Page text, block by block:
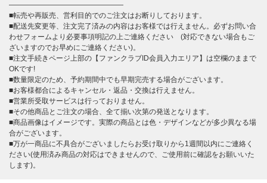
――――――――――――――――
■転売や再販売、営利目的でのご注文はお断りしております。
■配送先変更等、注文完了済みの内容はお客様では行えません。必ずお問い合
わせフォームより必要事項明記の上ご連絡ください (対応できない場合もご
ざいますのでお早めにご連絡ください)。
■注文手続きページ上部の【ファンクラブID会員入力エリア】は空欄のままで
OKです!
■数量限定のため、予約期間中でも早期完売する場合がございます。
■お客様都合によるキャンセル・返品・交換は行えません。
■営業所受取サービスは行っておりません。
■その他商品とご注文の場合、全て揃い次第の発送となります。
■商品画像はイメージです。実際の商品とは色・デザインなどが多少異なる場
合がございます。
■万が一商品に不具合がございましたらお受け取りから1週間以内にご連絡く
ださい(使用済み商品の対応はできませんので、ご使用前に確認をお願いいた
します)。